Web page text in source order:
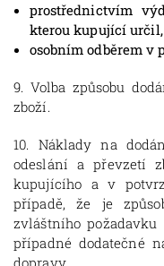
prostřednictvím
kterou kupující určil,
osobním odběrem v
9. Volba způsobu
zboží.
10. Náklady na
odeslání a převzetí
kupujícího a v
případě, že je
zvláštního
případné dodatečné
dopravy.